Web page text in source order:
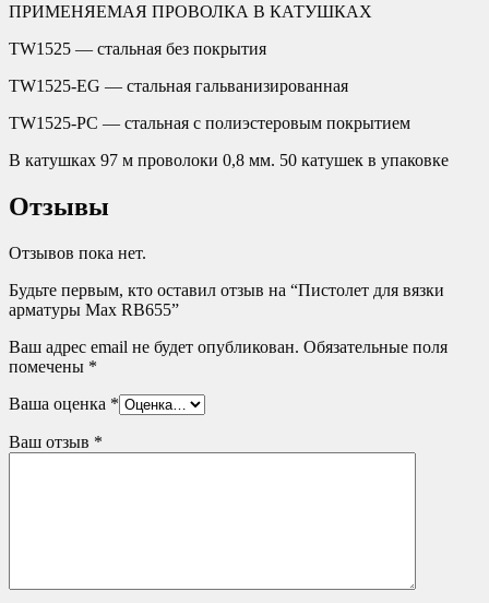
ПРИМЕНЯЕМАЯ ПРОВОЛКА В КАТУШКАХ
TW1525 — стальная без покрытия
TW1525-EG — стальная гальванизированная
TW1525-PC — стальная с полиэстеровым покрытием
В катушках 97 м проволоки 0,8 мм. 50 катушек в упаковке
Отзывы
Отзывов пока нет.
Будьте первым, кто оставил отзыв на “Пистолет для вязки
арматуры Max RB655”
Ваш адрес email не будет опубликован. Обязательные поля
помечены *
Ваша оценка *
Ваш отзыв *